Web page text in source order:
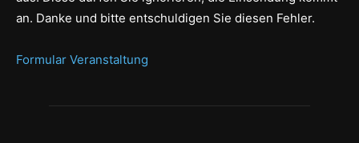
an. Danke und bitte entschuldigen Sie diesen Fehler.
Formular Veranstaltung